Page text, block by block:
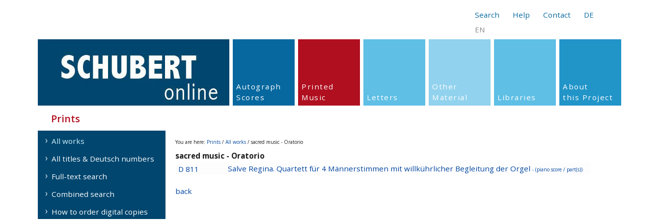
Search Help Contact
DE
EN
Autograph
Scores
Printed
Music
Letters
Other
Material
Libraries
About
this Project
Prints
All works
All titles & Deutsch numbers
Full-text search
Combined search
How to order digital copies
You are here: Prints / All works / sacred music - Oratorio
sacred music - Oratorio
D 811
Salve Regina. Quartett für 4 Männerstimmen mit willkührlicher Begleitung der Orgel - (piano score / part(s))
back